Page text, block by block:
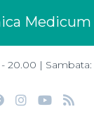
20.00 |
Medicum